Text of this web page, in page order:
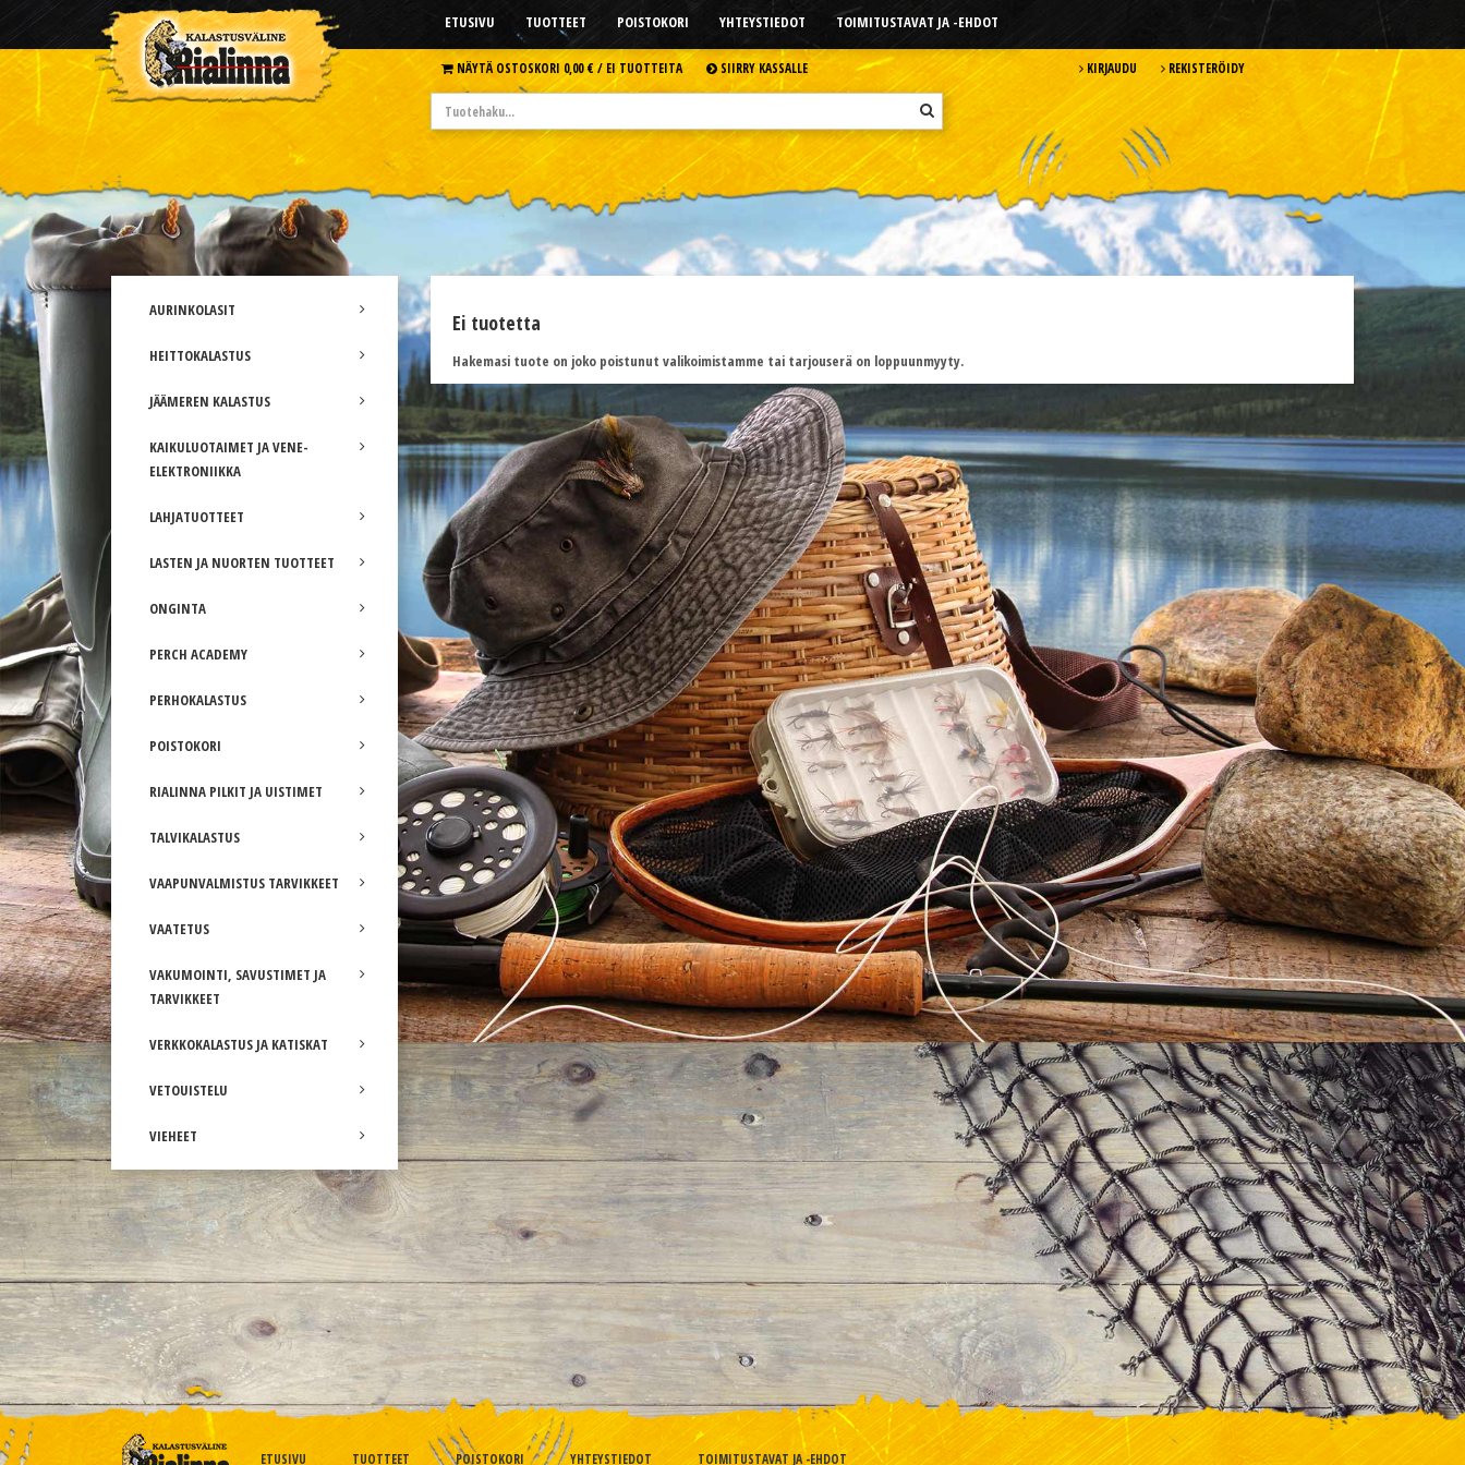
ETUSIVU TUOTTEET POISTOKORI YHTEYSTIEDOT TOIMITUSTAVAT JA -EHDOT
NÄYTÄ OSTOSKORI 0,00 € /EI TUOTTEITA SIIRRY KASSALLE KIRJAUDU REKISTERÖIDY
AURINKOLASIT
HEITTOKALASTUS
JÄÄMEREN KALASTUS
KAIKULUOTAIMET JA VENE-
ELEKTRONIIKKA
LAHJATUOTTEET
LASTEN JA NUORTEN TUOTTEET
ONGINTA
PERCH ACADEMY
PERHOKALASTUS
POISTOKORI
RIALINNA PILKIT JA UISTIMET
TALVIKALASTUS
VAAPUNVALMISTUS TARVIKKEET
VAATETUS
VAKUMOINTI, SAVUSTIMET JA
TARVIKKEET
VERKKOKALASTUS JA KATISKAT
VETOUISTELU
VIEHEET
Ei tuotetta
Hakemasi tuote on joko poistunut valikoimistamme tai tarjouserä on loppuunmyyty.
ETUSIVU TUOTTEET POISTOKORI YHTEYSTIEDOT TOIMITUSTAVAT JA -EHDOT